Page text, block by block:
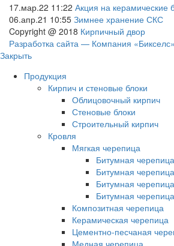
17.мар.22 11:22 Акция на керамические
06.апр.21 10:55 Зимнее хранение СКС
Copyright @ 2018 Кирпичный двор
Разработка сайта — Компания «Бикселс»
Закрыть
Продукция
Кирпич и стеновые блоки
Облицовочный кирпич
Стеновые блоки
Строительный кирпич
Кровля
Мягкая черепица
Битумная
Битумная
Битумная
Битумная
Композитная черепица
Керамическая черепица
Цементно-песчаная
Медная черепица